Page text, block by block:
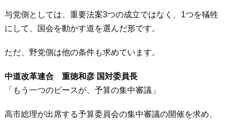
与党側としては、重要法案3つの成立ではなく、1つを犠牲
にして、国会を動かす道を選んだ形です。
ただ、野党側は他の条件も求めています。
中道改革連合 重徳和彦 国対委員長
「もう⼀つのピースが、予算の集中審議」
高市総理が出席する予算委員会の集中審議の開催を求め、